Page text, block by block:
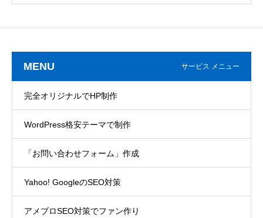
MENU サービス メニュー
完全オリジナルでHP制作
WordPress格安テーマで制作
「お問い合わせフォーム」作成
Yahoo! GoogleのSEO対策
アメブロSEO対策でファン作り